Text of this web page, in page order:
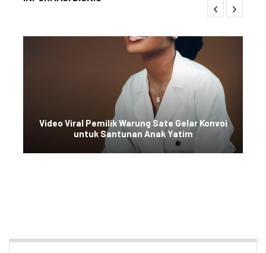
Video Viral Pemilik Warung Sate Gelar Konvoi
untuk Santunan Anak Yatim